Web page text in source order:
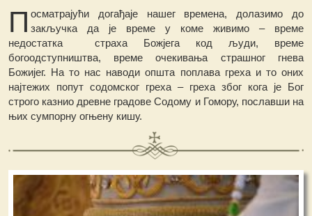
П осматрајући догађаје нашег времена, долазимо до
закључка да је време у коме живимо – време
недостатка страха Божјега код људи, време
богоодступништва, време очекивања страшног гнева
Божијег. На то нас наводи општа поплава греха и то оних
најтежих попут содомског греха – греха због кога је Бог
строго казнио древне градове Содому и Гомору, пославши на
њих сумпорну огњену кишу.